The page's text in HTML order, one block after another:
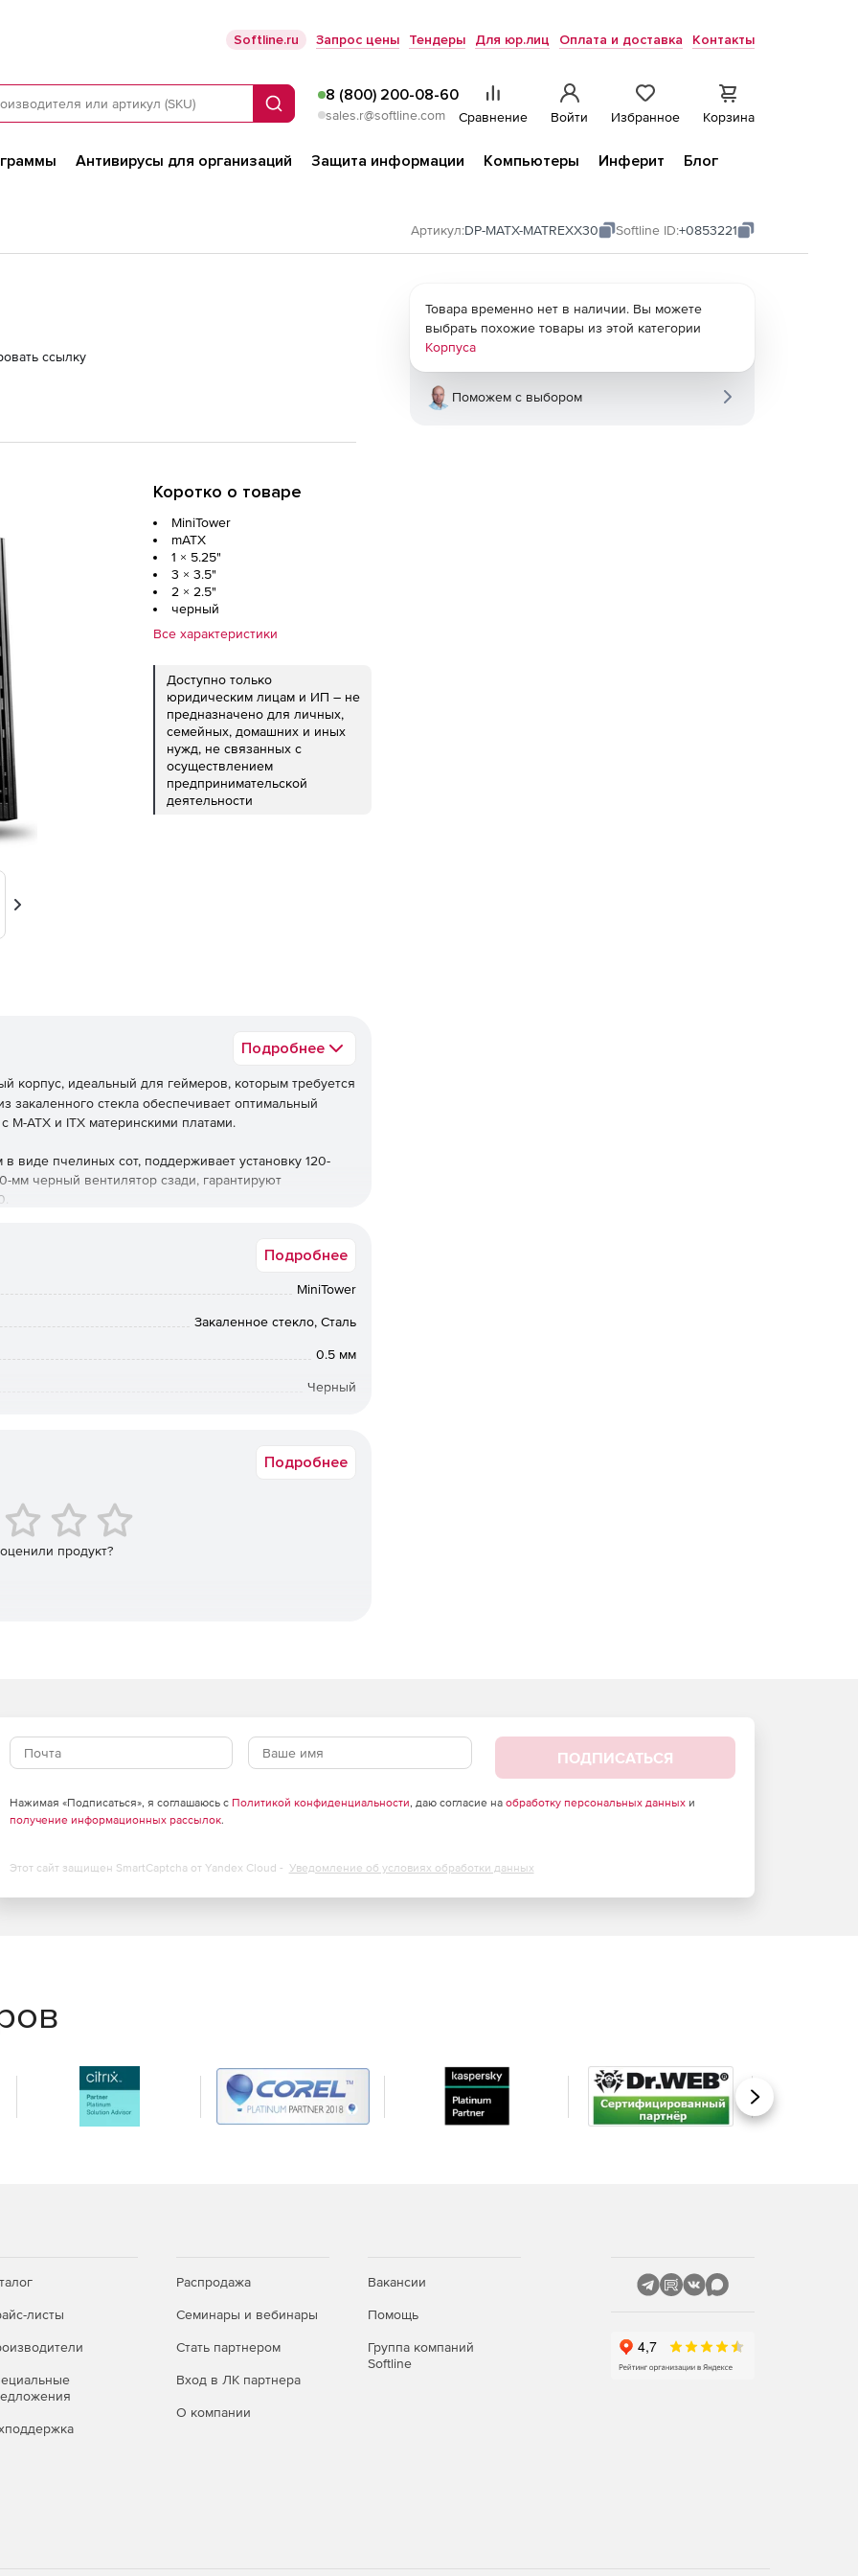
Softline.ru Запрос цены Тендеры Для юр.лиц Оплата и доставка Контакты
Поиск
8 (800) 200-08-60
sales.r@softline.com Сравнение Войти Избранное Корзина
Антивирусы для организаций Защита информации Компьютеры Инферит
Блог
Артикул:DP-MATX-MATREXX30 Softline ID:+0853221
ссылку
Вперед
Коротко о товаре
MiniTower
mATX
1 × 5.25"
3 × 3.5"
2 × 2.5"
черный
Все характеристики
Доступно только
юридическим лицам и ИП – не
предназначено для личных,
семейных, домашних и иных
нужд, не связанных с
осуществлением
предпринимательской
деятельности
Подробнее
корпус, идеальный для геймеров, которым требуется
закаленного стекла обеспечивает оптимальный
M-ATX и ITX материнскими платами.
виде пчелиных сот, поддерживает установку 120-
мм черный вентилятор сзади, гарантируют
беспрепятственный воздушный поток для
до 250 мм.
для укладки кабелей.
Подробнее
MiniTower
Закаленное стекло, Сталь
0.5 мм
Черный
Подробнее
продукт?
Товара временно нет в наличии. Вы можете
выбрать похожие товары из этой категории
Корпуса
Поможем с выбором
ПОДПИСАТЬСЯ
Нажимая «Подписаться», я соглашаюсь с Политикой конфиденциальности, даю согласие на обработку персональных данныхи
получение информационных рассылок.
Этот сайт защищен SmartCaptcha от Yandex Cloud - Уведомление об условиях обработки данных
Вперед
листы
Распродажа
Семинары и вебинары
Стать партнером
Вход в ЛК партнера
О компании
Вакансии
Помощь
Группа компаний
Softline